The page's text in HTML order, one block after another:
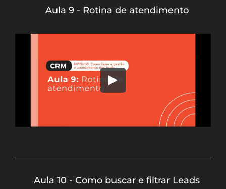
Aula 9 - Rotina de atendimento
Aula 10 - Como buscar e filtrar Leads